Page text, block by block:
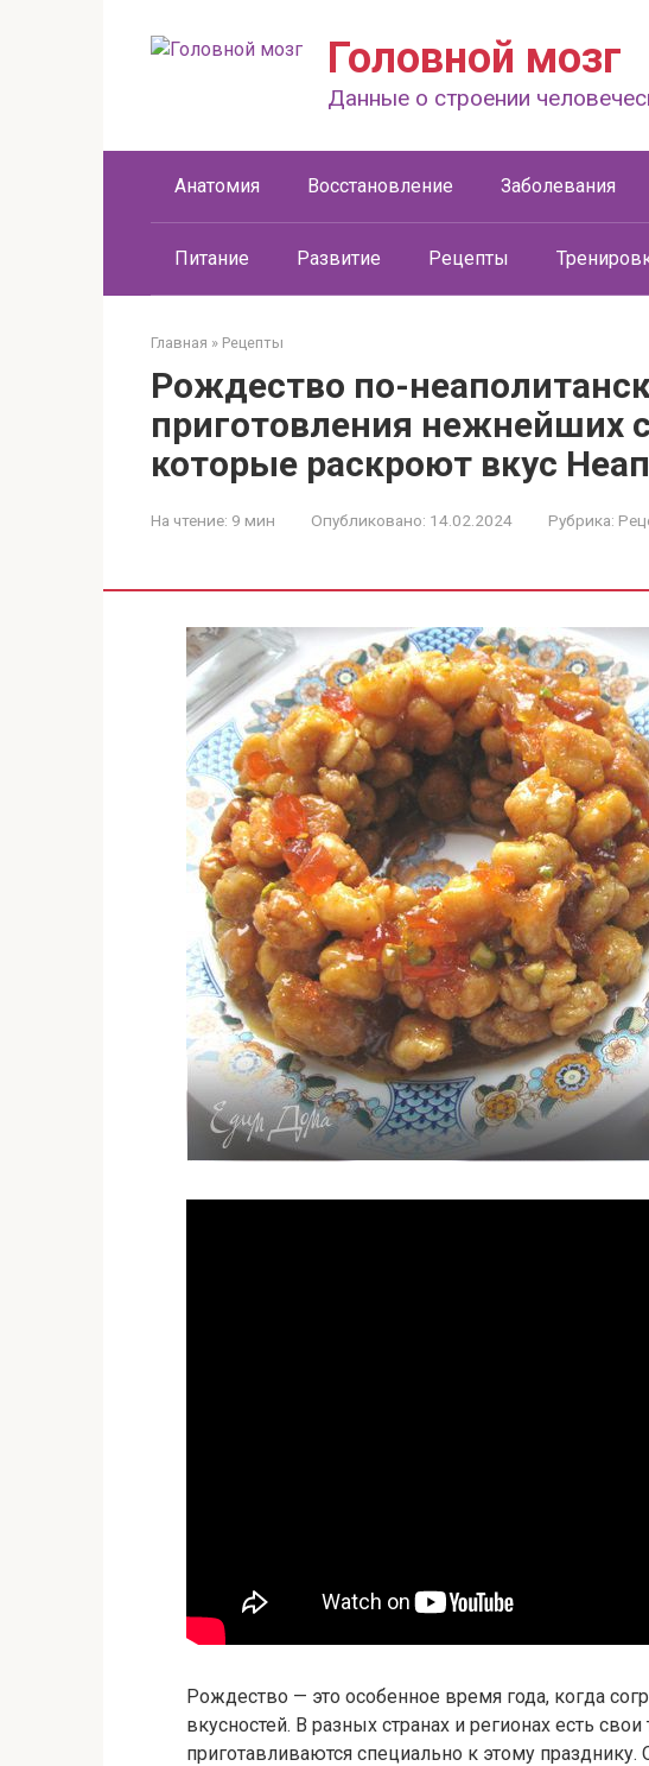
Головной мозг
Данные о строении
Анатомия Восстановление Заболевания
Питание Развитие Рецепты
Главная » Рецепты
Рождество по-
приготовления нежнейших
которые раскроют вкус
На чтение: 9 мин Опубликовано: 14.02.2024 Рубрика:
Рождество — это особенное время года, когда
вкусностей. В разных странах и регионах есть
приготавливаются специально к этому